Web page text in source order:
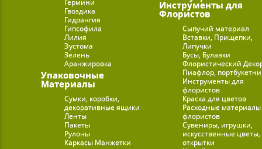
Гермини
Гвоздика
Гидрангия
Гипсофила
Лилия
Эустома
Зелень
Аранжировка
Упаковочные
Материалы
Сумки, коробки,
декоративные ящики
Ленты
Пакеты
Рулоны
Каркасы Манжетки
Инструменты для
Флористов
Сыпучий материал
Вставки, Прищепки,
Липучки
Бусы, Булавки
Флористический
Пиафлор,
Инструменты для
флористов
Краска для цветов
Расходные
флористов
Сувениры, игрушки,
искусственные цветы,
открытки